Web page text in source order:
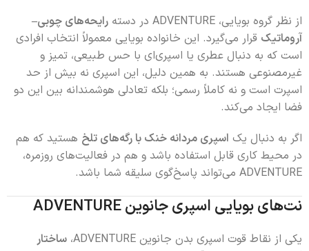
از نظر گروه بویایی، ADVENTURE در دسته
رایحه‌های چوبی–
آروماتیک قرار می‌گیرد. این خانواده بویایی معمولاً انتخاب افرادی
است که به دنبال عطری یا اسپری‌ای با حس طبیعی، تمیز و
غیرمصنوعی هستند. به همین دلیل، این اسپری نه بیش از حد
اسپرت است و نه کاملاً رسمی؛ بلکه تعادلی هوشمندانه بین این دو
فضا ایجاد می‌کند.
اگر به دنبال یک اسپری مردانه خنک با رگه‌های تلخ هستید که هم
در محیط کاری قابل استفاده باشد و هم در فعالیت‌های روزمره،
ADVENTURE می‌تواند پاسخ‌گوی سلیقه شما باشد.
نت‌های بویایی اسپری جانوین ADVENTURE
یکی از نقاط قوت اسپری بدن جانوین ADVENTURE،
ساختار